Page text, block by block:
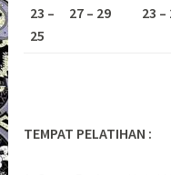
23 –
25
27 – 29 23 –
TEMPAT PELATIHAN :